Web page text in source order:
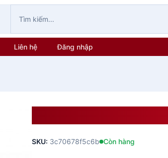
Liên hệ Đăng nhập
SKU: 3c70678f5c6b Còn hàng